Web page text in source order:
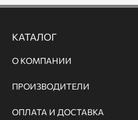
КАТАЛОГ
О КОМПАНИИ
ПРОИЗВОДИТЕЛИ
ОПЛАТА И ДОСТАВКА